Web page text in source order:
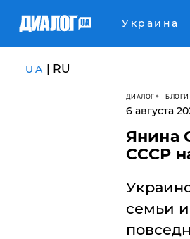
Украина
UA | RU
ДИАЛОГ БЛОГИ
6 августа
Янина
СССР
семьи